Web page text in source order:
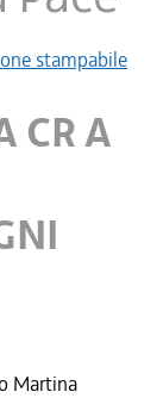
stampabile
CR A
Martina